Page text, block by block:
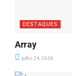
DESTAQUES
Array
julho 24, 2026